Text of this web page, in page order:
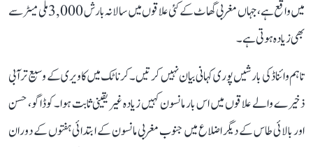
میں واقع ہے، جہاں مغربی گھاٹ کے کئی علاقوں میں سالانہ بارش 3,000 ملی میٹر سے
بھی زیادہ ہوتی ہے۔
تاہم وائناڈ کی بارشیں پوری کہانی بیان نہیں کرتیں۔ کرناٹک میں کاویری کے وسیع تر آبی
ذخیرے والے علاقوں میں اس بار مانسون کہیں زیادہ غیر یقینی ثابت ہوا۔ کوڈاگو، حسن
اور بالائی طاس کے دیگر اضلاع میں جنوب مغربی مانسون کے ابتدائی ہفتوں کے دوران